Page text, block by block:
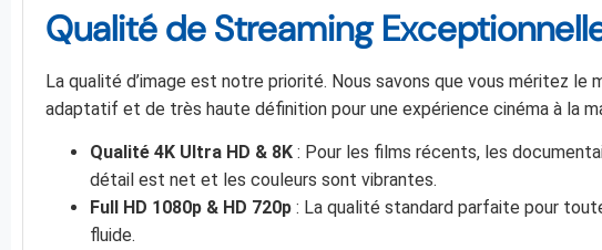
Qualité de Streaming
La qualité d’image est notre priorité. Nous savons que vous méritez le
adaptatif et de très haute définition pour une expérience cinéma à la
Qualité 4K Ultra HD & 8K : Pour les films récents, les
détail est net et les couleurs sont vibrantes.
Full HD 1080p & HD 720p : La qualité standard parfaite pour
fluide.